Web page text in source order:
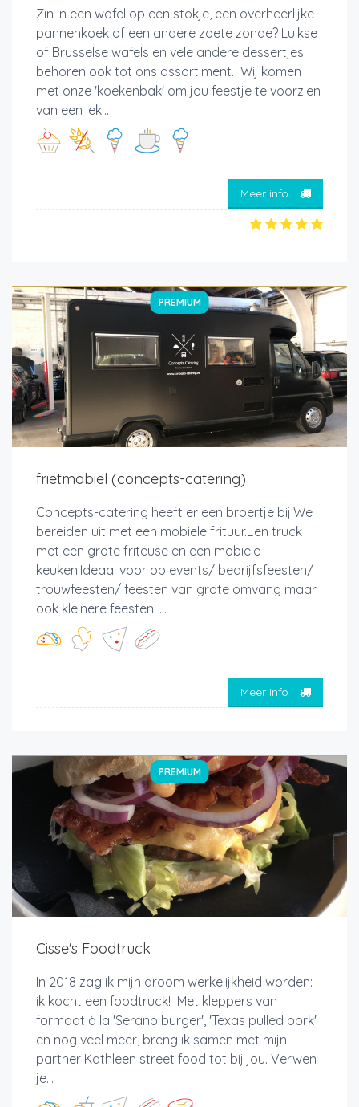
Zin in een wafel op een stokje, een overheerlijke
pannenkoek of een andere zoete zonde? Luikse
of Brusselse wafels en vele andere dessertjes
behoren ook tot ons assortiment. Wij komen
met onze 'koekenbak' om jou feestje te voorzien
van een lek...
Meer info
PREMIUM
frietmobiel (concepts-catering)
Concepts-catering heeft er een broertje bij.We
bereiden uit met een mobiele frituur.Een truck
met een grote friteuse en een mobiele
keuken.Ideaal voor op events/ bedrijfsfeesten/
trouwfeesten/ feesten van grote omvang maar
ook kleinere feesten. ...
Meer info
PREMIUM
Cisse's Foodtruck
In 2018 zag ik mijn droom werkelijkheid worden:
ik kocht een foodtruck! Met kleppers van
formaat à la 'Serano burger', 'Texas pulled pork'
en nog veel meer, breng ik samen met mijn
partner Kathleen street food tot bij jou. Verwen
je...